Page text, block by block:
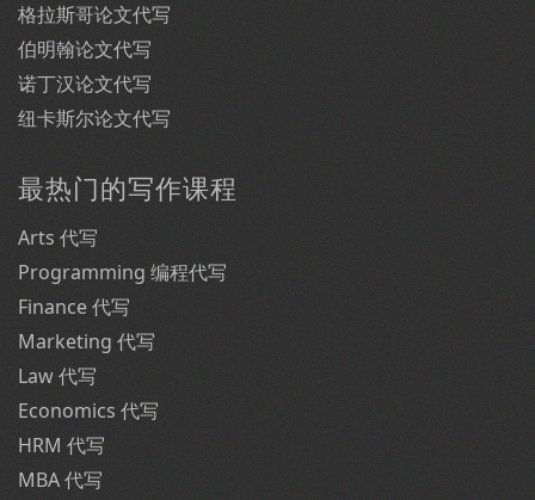
格拉斯哥论文代写
伯明翰论文代写
诺丁汉论文代写
纽卡斯尔论文代写
最热门的写作课程
Arts 代写
Programming 编程代写
Finance 代写
Marketing 代写
Law 代写
Economics 代写
HRM 代写
MBA 代写